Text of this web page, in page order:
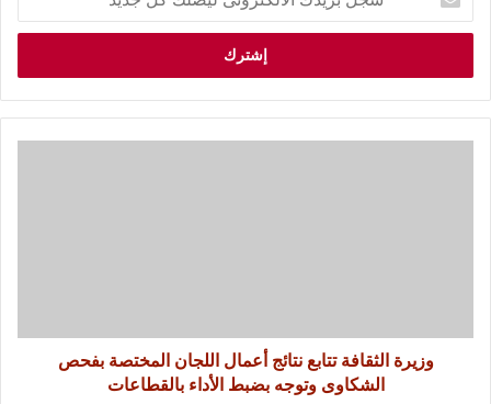
وزيرة الثقافة تتابع نتائج أعمال اللجان المختصة بفحص
الشكاوى وتوجه بضبط الأداء بالقطاعات